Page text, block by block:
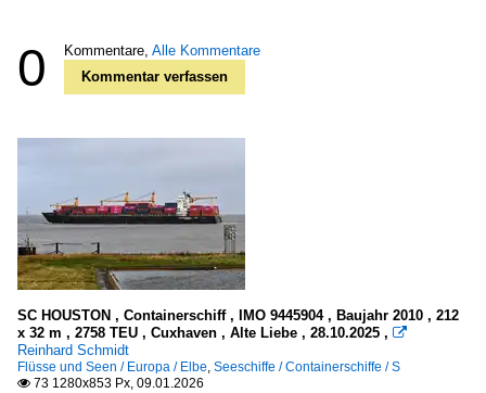
0 Kommentare, Alle Kommentare
Kommentar verfassen
SC HOUSTON , Containerschiff , IMO 9445904 , Baujahr 2010 , 212
x 32 m , 2758 TEU , Cuxhaven , Alte Liebe , 28.10.2025 , 
Reinhard Schmidt
Flüsse und Seen / Europa / Elbe, Seeschiffe / Containerschiffe / S
 73 1280x853 Px, 09.01.2026